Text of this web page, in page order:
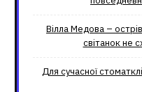
Вілла Медова –
світанок не
Для сучасної